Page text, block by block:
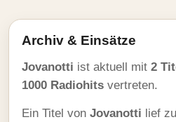
Archiv & Einsätze
Jovanotti ist aktuell mit 2
1000 Radiohits vertreten.
Ein Titel von Jovanotti lief